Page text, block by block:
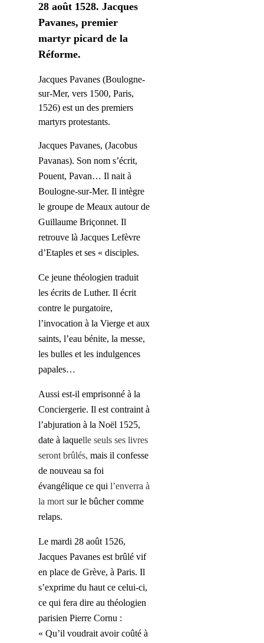
28 août 1528. Jacques
Pavanes, premier
martyr picard de la
Réforme.
Jacques Pavanes (Boulogne-
sur-Mer, vers 1500, Paris,
1526) est un des premiers
martyrs protestants.
Jacques Pavanes, (Jacobus
Pavanas). Son nom s’écrit,
Pouent, Pavan… Il nait à
Boulogne-sur-Mer. Il intègre
le groupe de Meaux autour de
Guillaume Briçonnet. Il
retrouve là Jacques Lefèvre
d’Etaples et ses « disciples.
Ce jeune théologien traduit
les écrits de Luther. Il écrit
contre le purgatoire,
l’invocation à la Vierge et aux
saints, l’eau bénite, la messe,
les bulles et les indulgences
papales…
Aussi est-il emprisonné à la
Conciergerie. Il est contraint à
l’abjuration à la Noël 1525,
date à laquelle seuls ses livres
seront brûlés, mais il confesse
de nouveau sa foi
évangélique ce qui l’enverra à
la mort sur le bûcher comme
relaps.
Le mardi 28 août 1526,
Jacques Pavanes est brûlé vif
en place de Grève, à Paris. Il
s’exprime du haut ce celui-ci,
ce qui fera dire au théologien
parisien Pierre Cornu :
« Qu’il voudrait avoir coûté à